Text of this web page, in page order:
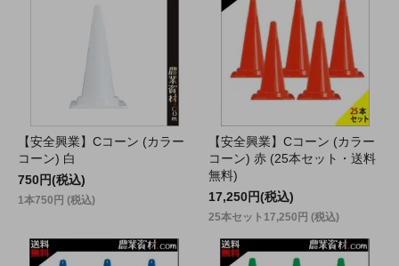
【安全興業】Cコーン (カラー
コーン) 白
750円(税込)
1本750円 (税込)
【安全興業】Cコーン (カラー
コーン) 赤 (25本セット・送料
無料)
17,250円(税込)
25本セット17,250円 (税込)